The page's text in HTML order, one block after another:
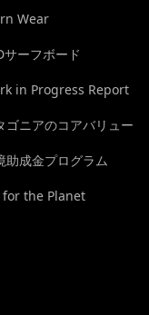
Wear
サーフボード
in Progress Report
ゴニアのコアバリュー
助成金プログラム
for the Planet